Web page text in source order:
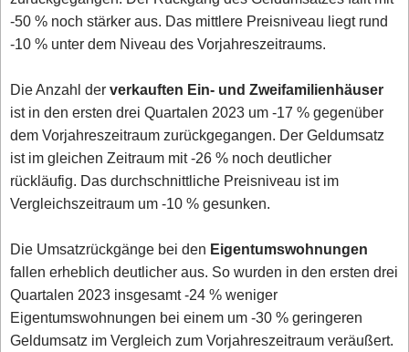
-50 % noch stärker aus. Das mittlere Preisniveau liegt rund
-10 % unter dem Niveau des Vorjahreszeitraums.
Die Anzahl derverkauften Ein- und Zweifamilienhäuser
ist in den ersten drei Quartalen 2023 um -17 % gegenüber
dem Vorjahreszeitraum zurückgegangen. Der Geldumsatz
ist im gleichen Zeitraum mit -26 % noch deutlicher
rückläufig. Das durchschnittliche Preisniveau ist im
Vergleichszeitraum um -10 % gesunken.
Die Umsatzrückgänge bei den Eigentumswohnungen
fallen erheblich deutlicher aus. So wurden in den ersten drei
Quartalen 2023 insgesamt -24 % weniger
Eigentumswohnungen bei einem um -30 % geringeren
Geldumsatz im Vergleich zum Vorjahreszeitraum veräußert.